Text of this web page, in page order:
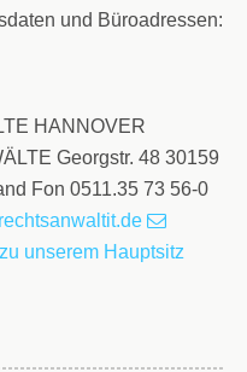
und Büroadressen:
HANNOVER
Georgstr. 48 30159
Fon 0511.35 73 56-0
zu unserem Hauptsitz